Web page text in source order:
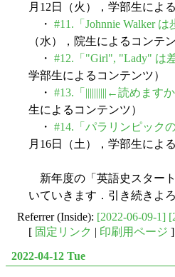
月12日（火），学部生によ
・ #11.「Johnnie Walker は
（水），院生によるコンテン
・ #12.「"Girl", "Lady" は
学部生によるコンテンツ）
・ #13.「||||||||||←読めますか
生によるコンテンツ）
・ #14.「パラリンピック
月16日（土），学部生によ
新年度の「英語史スター
いていきます．引き続きよ
Referrer (Inside): [2022-06-09-1]
[ 固定リンク | 印刷用ページ ]
2022-04-12 Tue